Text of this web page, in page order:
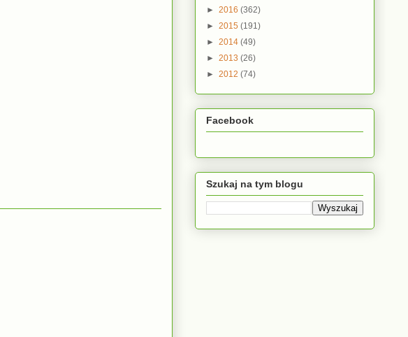
► 2016 (362)
► 2015 (191)
► 2014 (49)
► 2013 (26)
► 2012 (74)
Facebook
Szukaj na tym blogu